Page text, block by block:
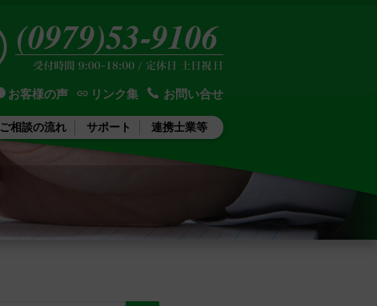
お客様の声 リンク集 お問い合せ
ご相談の流れ サポート 連携士業等